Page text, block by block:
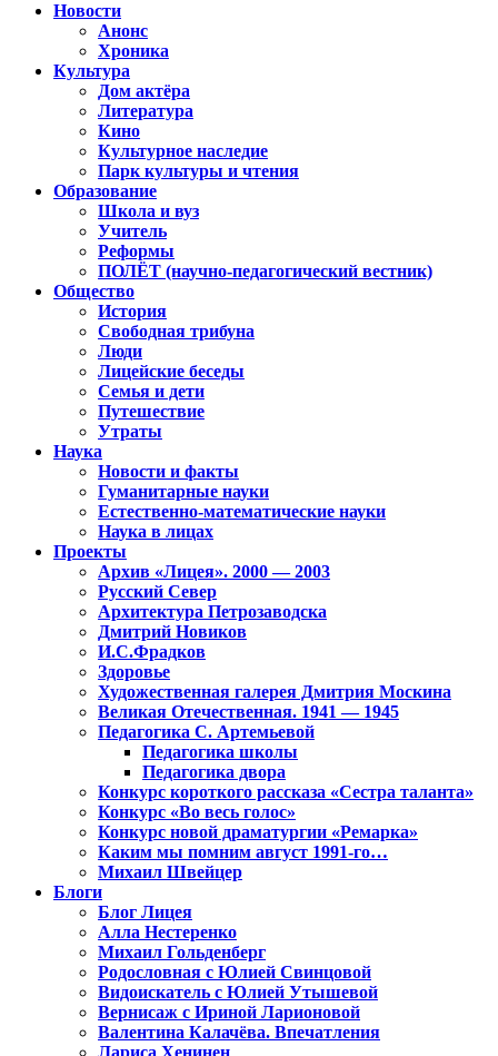
Новости
Анонс
Хроника
Культура
Дом актёра
Литература
Кино
Культурное наследие
Парк культуры и чтения
Образование
Школа и вуз
Учитель
Реформы
ПОЛЁТ (научно-педагогический вестник)
Общество
История
Свободная трибуна
Люди
Лицейские беседы
Семья и дети
Путешествие
Утраты
Наука
Новости и факты
Гуманитарные науки
Естественно-математические науки
Наука в лицах
Проекты
Архив «Лицея». 2000 — 2003
Русский Север
Архитектура Петрозаводска
Дмитрий Новиков
И.С.Фрадков
Здоровье
Художественная галерея Дмитрия Москина
Великая Отечественная. 1941 — 1945
Педагогика С. Артемьевой
Педагогика школы
Педагогика двора
Конкурс короткого рассказа «Сестра таланта»
Конкурс «Во весь голос»
Конкурс новой драматургии «Ремарка»
Каким мы помним август 1991-го…
Михаил Швейцер
Блоги
Блог Лицея
Алла Нестеренко
Михаил Гольденберг
Родословная с Юлией Свинцовой
Видоискатель с Юлией Утышевой
Вернисаж с Ириной Ларионовой
Валентина Калачёва. Впечатления